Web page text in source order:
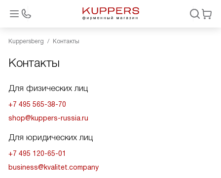
Kuppersberg Контакты
Контакты
Для физических лиц
+7 495 565-38-70
shop@kuppers-russia.ru
Для юридических лиц
+7 495 120-65-01
business@kvalitet.company